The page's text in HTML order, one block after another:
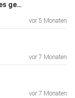
Ich weiß, dass es falsch ist, aber es geht schneller
vor 5 Monaten
vor 7 Monaten
vor 7 Monaten